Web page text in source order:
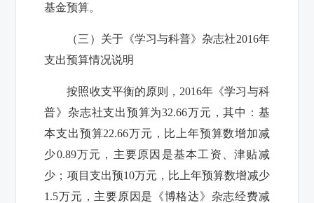
基金预算。
（三）关于《学习与科普》杂志社2016年
支出预算情况说明
按照收支平衡的原则，2016年 《学习与科
普》杂志社支出预算为32.66万元，其中：基
本支出预算22.66万元， 比上年预算数增加减
少0.89万元，主要原因是基本工资、津贴减
少 ； 项目支出预10万元， 比上年预算数增减少
1.5万元，主要原因是
《博格达》杂志经费减